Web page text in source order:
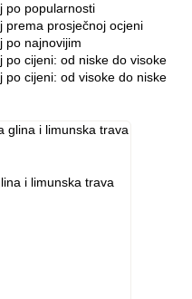
po popularnosti
prema prosječnoj ocjeni
po najnovijim
po cijeni: od niske do visoke
po cijeni: od visoke do niske
i limunska trava